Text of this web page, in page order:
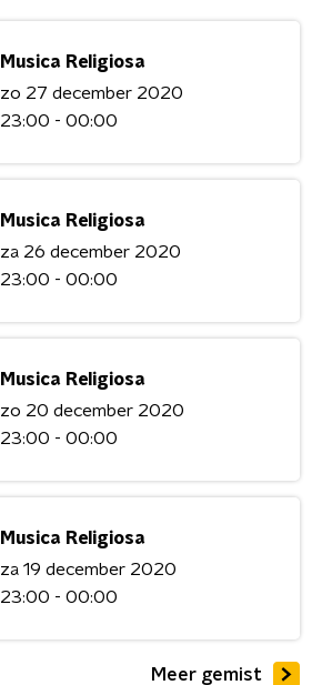
Musica Religiosa
zo 27 december 2020
23:00 - 00:00
Musica Religiosa
za 26 december 2020
23:00 - 00:00
Musica Religiosa
zo 20 december 2020
23:00 - 00:00
Musica Religiosa
za 19 december 2020
23:00 - 00:00
Meer gemist